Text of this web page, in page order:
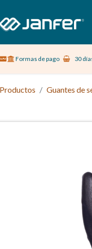
Vestuario Laboral
Formas de pago 30
Productos Guantes de